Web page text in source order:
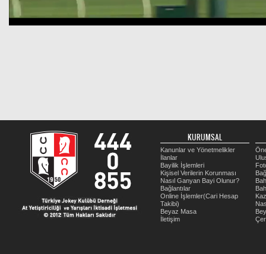
KURUMSAL
Kanunlar ve Yönetmelikler
İlanlar
Bayilik İşlemleri
Kişisel Verilerin Korunması
Nasıl Ganyan Bayi Olunur?
Bağlantılar
Online İşlemler(Cari Hesap
Takibi)
Beyaz Masa
İletişim